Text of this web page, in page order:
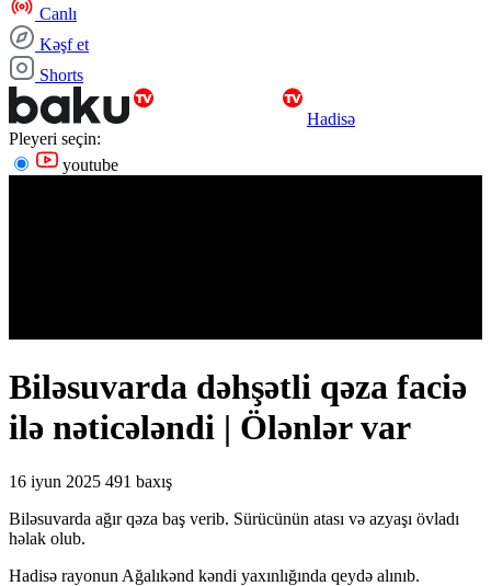
Canlı
Kəşf et
Shorts
Hadisə
Pleyeri seçin:
youtube
Biləsuvarda dəhşətli qəza faciə
ilə nəticələndi | Ölənlər var
16 iyun 2025 491 baxış
Biləsuvarda ağır qəza baş verib. Sürücünün atası və azyaşı övladı
həlak olub.
Hadisə rayonun Ağalıkənd kəndi yaxınlığında qeydə alınıb.